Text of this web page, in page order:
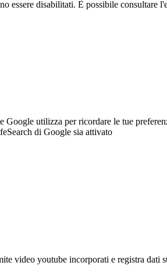
essere disabilitati. È possibile consultare
utilizza per ricordare le tue
di Google sia attivato
video youtube incorporati e registra dati